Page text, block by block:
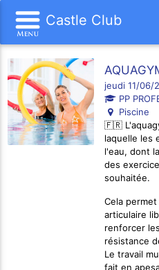
Castle Club
jeudi 11/06/
PP
Piscine
🇫🇷
laquelle les
l'eau, dont
des
souhaitée.
Cela
articulaire
renforcer
résistance
Le travail
fait en